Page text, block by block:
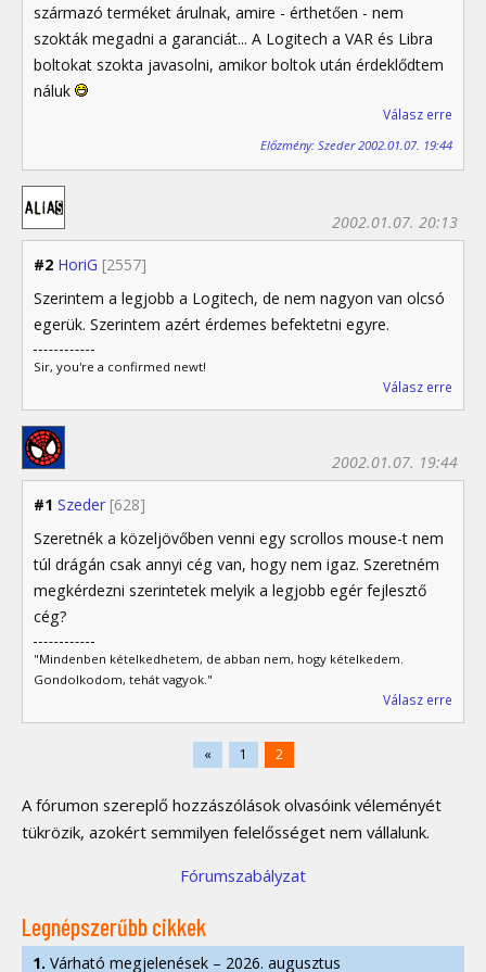
származó terméket árulnak, amire - érthetően - nem
szokták megadni a garanciát... A Logitech a VAR és Libra
boltokat szokta javasolni, amikor boltok után érdeklődtem
náluk
Válasz erre
Előzmény: Szeder 2002.01.07. 19:44
#2 HoriG [2557]
2002.01.07. 20:13
Szerintem a legjobb a Logitech, de nem nagyon van olcsó
egerük. Szerintem azért érdemes befektetni egyre.
Sir, you're a confirmed newt!
Válasz erre
#1 Szeder [628]
2002.01.07. 19:44
Szeretnék a közeljövőben venni egy scrollos mouse-t nem
túl drágán csak annyi cég van, hogy nem igaz. Szeretném
megkérdezni szerintetek melyik a legjobb egér fejlesztő
cég?
"Mindenben kételkedhetem, de abban nem, hogy kételkedem.
Gondolkodom, tehát vagyok."
Válasz erre
« 1 2
A fórumon szereplő hozzászólások olvasóink véleményét
tükrözik, azokért semmilyen felelősséget nem vállalunk.
Fórumszabályzat
Legnépszerűbb cikkek
1. Várható megjelenések – 2026. augusztus